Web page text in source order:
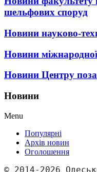
шельфових споруд
Новини науково-
Новини міжнародної
Новини Центру
Новини
Menu
Популярні
Архів новин
Оголошення
© 2014-2026